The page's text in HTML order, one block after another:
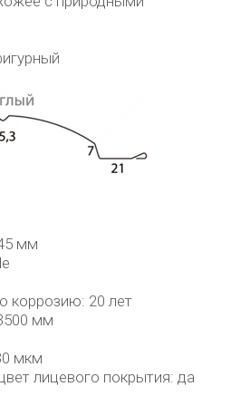
мм
коррозию: 20 лет
мм
мкм
лицевого покрытия: да